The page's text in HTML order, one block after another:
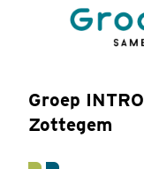
Groep
Zottegem